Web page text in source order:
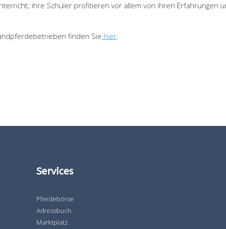
ihre Schüler profitieren vor allem von ihren Erfahrungen
finden Sie hier.
Services
Pferdebörse
Adressbuch
Marktplatz